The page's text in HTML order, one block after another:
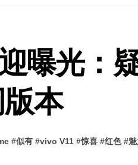
潮流美学
潮到没朋友
曝光：
本
#似有 #vivo V11 #惊喜 #红色 #